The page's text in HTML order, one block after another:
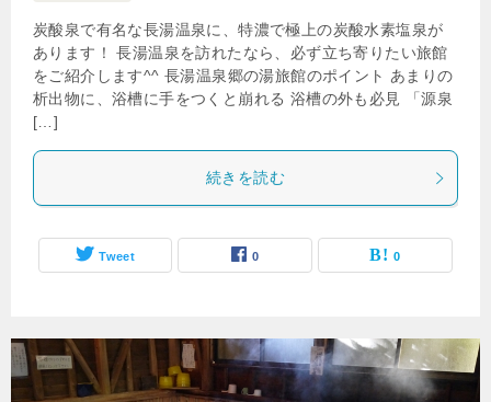
炭酸泉で有名な長湯温泉に、特濃で極上の炭酸水素塩泉が
あります！ 長湯温泉を訪れたなら、必ず立ち寄りたい旅館
をご紹介します^^ 長湯温泉郷の湯旅館のポイント あまりの
析出物に、浴槽に手をつくと崩れる 浴槽の外も必見 「源泉
[…]
続きを読む
Tweet 0 0